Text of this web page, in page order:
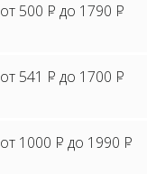
от 500 P до 1790 P
от 541 P до 1700 P
от 1000 P до 1990 P